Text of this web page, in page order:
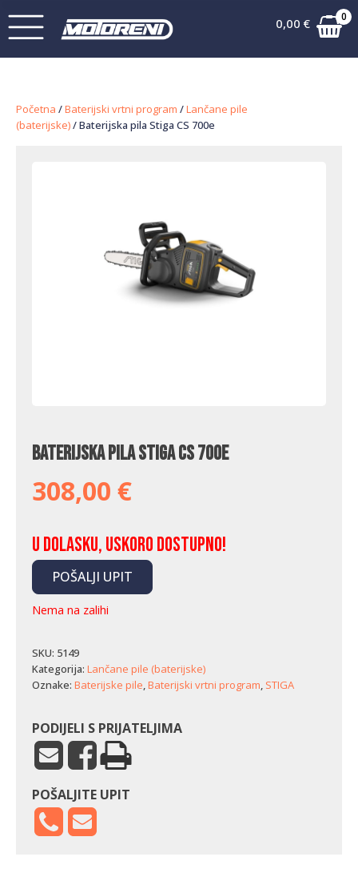
0,00 € 0
Početna /Baterijski vrtni program /Lančane pile
(baterijske)/ Baterijska pila Stiga CS 700e
Baterijska pila Stiga CS 700e
308,00 €
U dolasku, uskoro dostupno!
POŠALJI UPIT
Nema na zalihi
SKU: 5149
Kategorija: Lančane pile (baterijske)
Oznake: Baterijske pile,Baterijski vrtni program, STIGA
PODIJELI S PRIJATELJIMA
POŠALJITE UPIT